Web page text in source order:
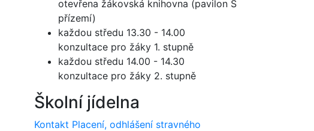
otevřena žákovská knihovna (pavilon S
přízemí)
každou středu 13.30 - 14.00
konzultace pro žáky 1. stupně
každou středu 14.00 - 14.30
konzultace pro žáky 2. stupně
Školní jídelna
Kontakt Placení, odhlášení stravného